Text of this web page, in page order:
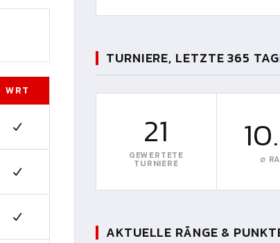
WRT
TURNIERE, LETZTE 365
21
GEWERTETE
TURNIERE ∅
AKTUELLE RÄNGE &